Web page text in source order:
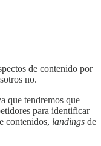
de contenido por
no.
que tendremos que
para identificar
contenidos, landings de